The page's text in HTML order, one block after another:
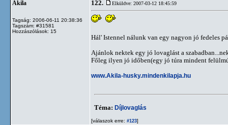
Akila
Tagság: 2006-06-11 20:38:36
Tagszám: #31581
Hozzászólások: 15
122. Elküldve: 2007-03-12 18:45:59
Hál' Istennel nálunk van egy nagyon jó fedeles
Ajánlok nektek egy jó lovaglást a
Főleg ilyen jó időben(egy jó túra mindent
www.Akila-husky.mindenkilapja.hu
Téma: Díjlovaglás
[válaszok erre: #123]